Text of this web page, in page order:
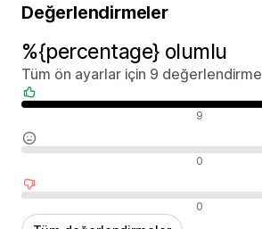
Değerlendirmeler
%{percentage} olumlu
Tüm ön ayarlar için 9 değerlendirme
Olumlu değerlendirmeler 9
Nötr değerlendirmeler 0
Olumsuz değerlendirmeler 0